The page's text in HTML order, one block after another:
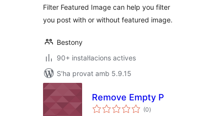
Filter Featured Image can help you filter
you post with or without featured image.
Bestony
90+ instal·lacions actives
S'ha provat amb 5.9.15
Remove Empty P
(0puntuacions
totals
)